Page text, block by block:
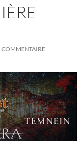
COMMENTAIRE